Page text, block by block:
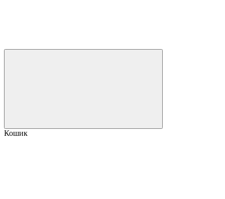
Кошик